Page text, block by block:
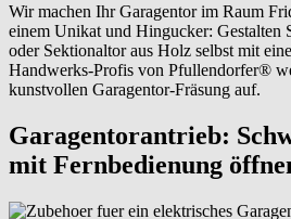
Wir machen Ihr Garagentor im Raum
einem Unikat und Hingucker:
oder Sektionaltor aus Holz selbst mit
Handwerks-Profis von Pfullendorfer®
kunstvollen Garagentor-Fräsung auf.
Garagentorantrieb:
mit Fernbedienung